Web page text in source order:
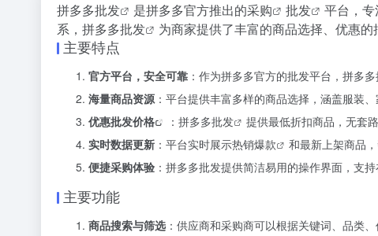
拼多多批发 是拼多多官方推出的采购 批发 平台，
系，拼多多批发 为商家提供了丰富的商品选择、优惠
主要特点
官方平台，安全可靠 ：作为拼多多官方的批发平台， 拼多
海量商品资源：平台提供丰富多样的商品选择，涵盖服装
优惠批发价格
： 拼多多批发
提供最低折扣商品，无套
实时数据更新 ：平台实时展示热销爆款 和最新上架商品
便捷采购体验 ：拼多多批发提供简洁易用的操作界面，支
主要功能
商品搜索与筛选：供应商和采购商可以根据关键词、品类